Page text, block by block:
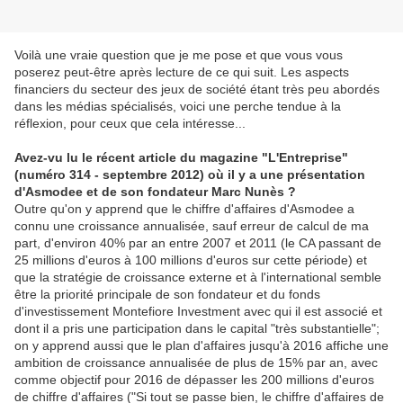
Voilà une vraie question que je me pose et que vous vous
poserez peut-être après lecture de ce qui suit. Les aspects
financiers du secteur des jeux de société étant très peu abordés
dans les médias spécialisés, voici une perche tendue à la
réflexion, pour ceux que cela intéresse...
Avez-vu lu le récent article du magazine "L'Entreprise"
(numéro 314 - septembre 2012) où il y a une présentation
d'Asmodee et de son fondateur Marc Nunès ?
Outre qu'on y apprend que le chiffre d'affaires d'Asmodee a
connu une croissance annualisée, sauf erreur de calcul de ma
part, d'environ 40% par an entre 2007 et 2011 (le CA passant de
25 millions d'euros à 100 millions d'euros sur cette période) et
que la stratégie de croissance externe et à l'international semble
être la priorité principale de son fondateur et du fonds
d'investissement Montefiore Investment avec qui il est associé et
dont il a pris une participation dans le capital "très substantielle";
on y apprend aussi que le plan d'affaires jusqu'à 2016 affiche une
ambition de croissance annualisée de plus de 15% par an, avec
comme objectif pour 2016 de dépasser les 200 millions d'euros
de chiffre d'affaires ("Si tout se passe bien, le chiffre d'affaires de